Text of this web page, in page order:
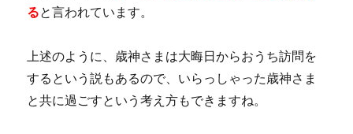
ると言われています。
上述のように、歳神さまは大晦日からおうち訪問を
するという説もあるので、いらっしゃった歳神さま
と共に過ごすという考え方もできますね。